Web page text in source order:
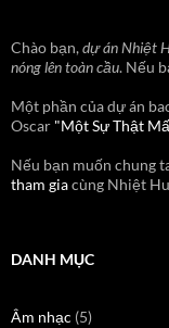
Chào bạn,dự án Nhiệt
nóng lên toàn cầu. Nếu
Một phần của dự án
Oscar "Một Sự Thật
Nếu bạn muốn chung
tham giacùng Nhiệt
DANH MỤC
Âm nhạc (5)